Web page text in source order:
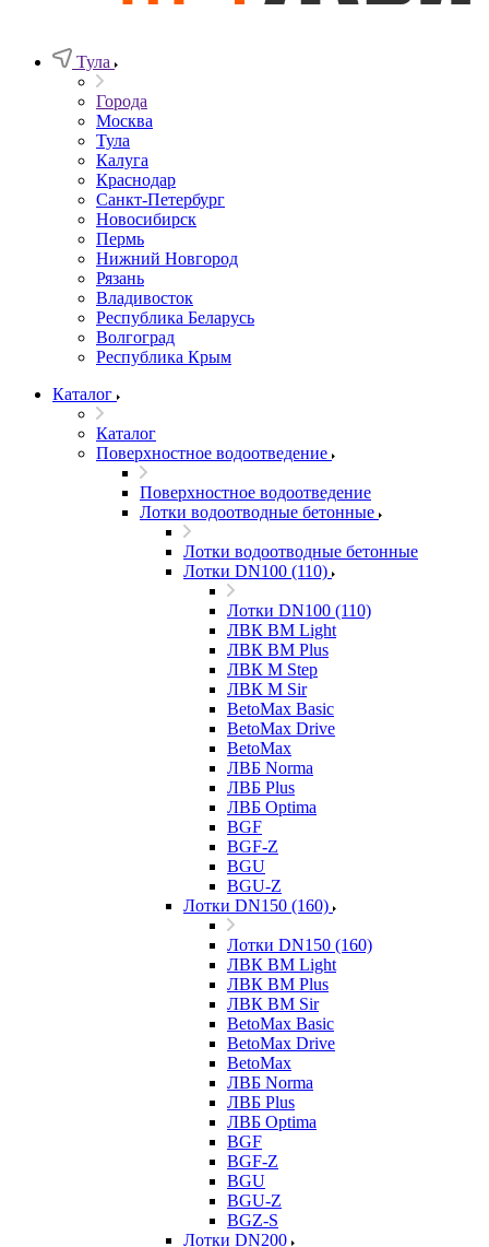
Тула
Города
Москва
Тула
Калуга
Краснодар
Санкт-Петербург
Новосибирск
Пермь
Нижний Новгород
Рязань
Владивосток
Республика Беларусь
Волгоград
Республика Крым
Каталог
Каталог
Поверхностное водоотведение
Поверхностное водоотведение
Лотки водоотводные бетонные
Лотки водоотводные бетонные
Лотки DN100 (110)
Лотки DN100 (110)
ЛВК ВМ Light
ЛВК ВМ Plus
ЛВК М Step
ЛВК М Sir
BetoMax Basic
BetoMax Drive
BetoMax
ЛВБ Norma
ЛВБ Plus
ЛВБ Optima
BGF
BGF-Z
BGU
BGU-Z
Лотки DN150 (160)
Лотки DN150 (160)
ЛВК ВМ Light
ЛВК ВМ Plus
ЛВК ВМ Sir
BetoMax Basic
BetoMax Drive
BetoMax
ЛВБ Norma
ЛВБ Plus
ЛВБ Optima
BGF
BGF-Z
BGU
BGU-Z
BGZ-S
Лотки DN200